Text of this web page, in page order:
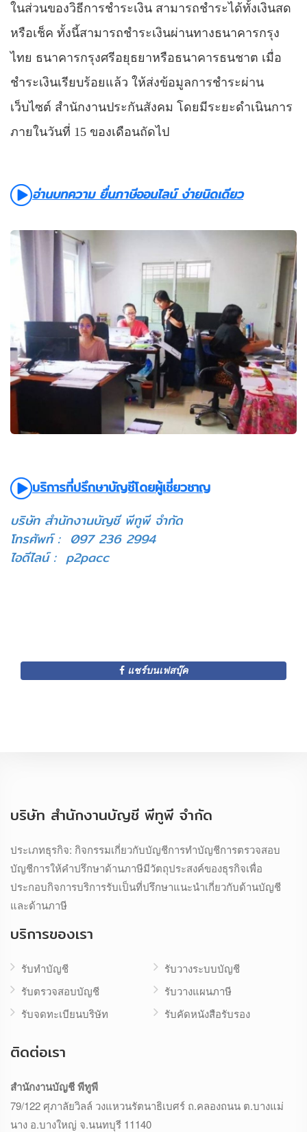
ในส่วนของวิธีการชำระเงิน สามารถชำระได้ทั้งเงินสด
หรือเช็ค ทั้งนี้สามารถชำระเงินผ่านทางธนาคารกรุง
ไทย ธนาคารกรุงศรีอยุธยาหรือธนาคารธนชาต เมื่อ
ชำระเงินเรียบร้อยแล้ว ให้ส่งข้อมูลการชำระผ่าน
เว็บไซต์ สำนักงานประกันสังคม โดยมีระยะดำเนินการ
ภายในวันที่ 15 ของเดือนถัดไป
อ่านบทความ ยื่นภาษีออนไลน์ ง่ายนิดเดียว
บริการที่ปรึกษาบัญชีโดยผู้เชี่ยวชาญ
บริษัท สำนักงานบัญชี พีทูพี จำกัด
โทรศัพท์ : 097 236 2994
ไอดีไลน์ : p2pacc
แชร์บนเฟสบุ๊ค
บริษัท สำนักงานบัญชี พีทูพี จำกัด
ประเภทธุรกิจ: กิจกรรมเกี่ยวกับบัญชีการทำบัญชีการตรวจสอบ
บัญชีการให้คำปรึกษาด้านภาษีมีวัตถุประสงค์ของธุรกิจเพื่อ
ประกอบกิจการบริการรับเป็นที่ปรึกษาแนะนำเกี่ยวกับด้านบัญชี
และด้านภาษี
บริการของเรา
รับทำบัญชี
รับตรวจสอบบัญชี
รับจดทะเบียนบริษัท
รับวางระบบบัญชี
รับวางแผนภาษี
รับคัดหนังสือรับรอง
ติดต่อเรา
สำนักงานบัญชี พีทูพี
79/122 ศุภาลัยวิลล์ วงแหวนรัตนาธิเบศร์ ถ.คลองถนน ต.บางแม่
นาง อ.บางใหญ่ จ.นนทบุรี 11140